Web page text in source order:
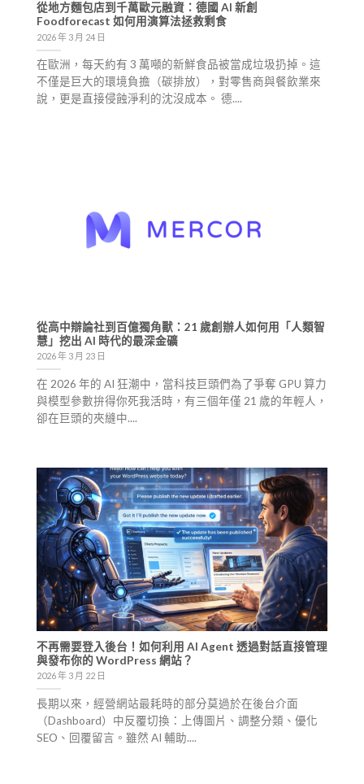
從地方麵包店到千萬歐元融資：德國 AI 新創
Foodforecast 如何用演算法拯救剩食
2026 年 3 月 24 日
在歐洲，每天約有 3 萬噸的新鮮食品被當成垃圾扔掉。這
不僅是巨大的環境負擔（碳排放），對零售商與餐飲業來
說，更是直接侵蝕淨利的沈沒成本。 德....
從高中辯論社到百億獨角獸：21 歲創辦人如何用「人類智
慧」挖出 AI 時代的最深金礦
2026 年 3 月 23 日
在 2026 年的 AI 狂潮中，當科技巨頭們為了爭奪 GPU 算力
與模型參數拚得你死我活時，有三個年僅 21 歲的年輕人，
卻在巨頭的夾縫中....
不再需要登入後台！如何利用 AI Agent 透過對話直接管理
與發布你的 WordPress 網站？
2026 年 3 月 22 日
長期以來，經營網站最耗時的部分莫過於在後台介面
（Dashboard）中反覆切換：上傳圖片、調整分類、優化
SEO、回覆留言。雖然 AI 輔助....